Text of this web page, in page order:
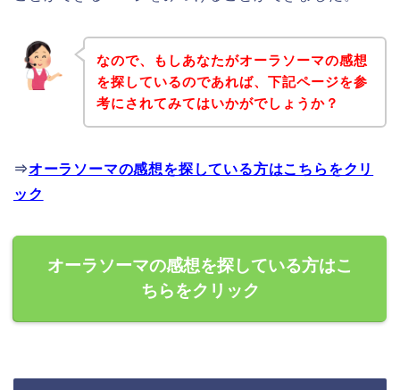
なので、もしあなたがオーラソーマの感想
を探しているのであれば、下記ページを参
考にされてみてはいかがでしょうか？
⇒オーラソーマの感想を探している方はこちらをクリ
ック
オーラソーマの感想を探している方はこ
ちらをクリック